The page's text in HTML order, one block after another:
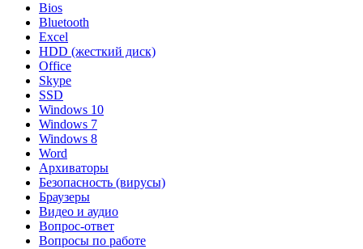
Bios
Bluetooth
Excel
HDD (жесткий диск)
Office
Skype
SSD
Windows 10
Windows 7
Windows 8
Word
Архиваторы
Безопасность (вирусы)
Браузеры
Видео и аудио
Вопрос-ответ
Вопросы по работе